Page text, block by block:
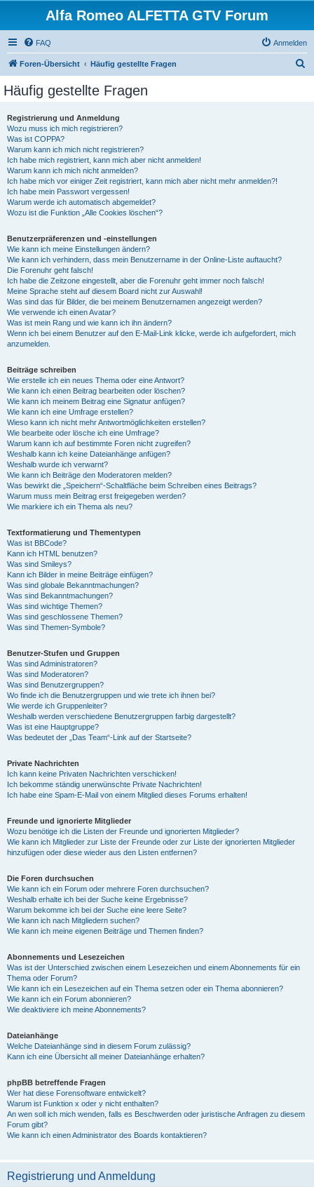
Alfa Romeo ALFETTA GTV Forum
FAQ Anmelden
Foren-Übersicht Häufig gestellte Fragen
Häufig gestellte Fragen
Registrierung und Anmeldung
Wozu muss ich mich registrieren?
Was ist COPPA?
Warum kann ich mich nicht registrieren?
Ich habe mich registriert, kann mich aber nicht anmelden!
Warum kann ich mich nicht anmelden?
Ich habe mich vor einiger Zeit registriert, kann mich aber nicht mehr anmelden?!
Ich habe mein Passwort vergessen!
Warum werde ich automatisch abgemeldet?
Wozu ist die Funktion „Alle Cookies löschen“?
Benutzerpräferenzen und -einstellungen
Wie kann ich meine Einstellungen ändern?
Wie kann ich verhindern, dass mein Benutzername in der Online-Liste auftaucht?
Die Forenuhr geht falsch!
Ich habe die Zeitzone eingestellt, aber die Forenuhr geht immer noch falsch!
Meine Sprache steht auf diesem Board nicht zur Auswahl!
Was sind das für Bilder, die bei meinem Benutzernamen angezeigt werden?
Wie verwende ich einen Avatar?
Was ist mein Rang und wie kann ich ihn ändern?
Wenn ich bei einem Benutzer auf den E-Mail-Link klicke, werde ich aufgefordert, mich
anzumelden.
Beiträge schreiben
Wie erstelle ich ein neues Thema oder eine Antwort?
Wie kann ich einen Beitrag bearbeiten oder löschen?
Wie kann ich meinem Beitrag eine Signatur anfügen?
Wie kann ich eine Umfrage erstellen?
Wieso kann ich nicht mehr Antwortmöglichkeiten erstellen?
Wie bearbeite oder lösche ich eine Umfrage?
Warum kann ich auf bestimmte Foren nicht zugreifen?
Weshalb kann ich keine Dateianhänge anfügen?
Weshalb wurde ich verwarnt?
Wie kann ich Beiträge den Moderatoren melden?
Was bewirkt die „Speichern“-Schaltfläche beim Schreiben eines Beitrags?
Warum muss mein Beitrag erst freigegeben werden?
Wie markiere ich ein Thema als neu?
Textformatierung und Thementypen
Was ist BBCode?
Kann ich HTML benutzen?
Was sind Smileys?
Kann ich Bilder in meine Beiträge einfügen?
Was sind globale Bekanntmachungen?
Was sind Bekanntmachungen?
Was sind wichtige Themen?
Was sind geschlossene Themen?
Was sind Themen-Symbole?
Benutzer-Stufen und Gruppen
Was sind Administratoren?
Was sind Moderatoren?
Was sind Benutzergruppen?
Wo finde ich die Benutzergruppen und wie trete ich ihnen bei?
Wie werde ich Gruppenleiter?
Weshalb werden verschiedene Benutzergruppen farbig dargestellt?
Was ist eine Hauptgruppe?
Was bedeutet der „Das Team“-Link auf der Startseite?
Private Nachrichten
Ich kann keine Privaten Nachrichten verschicken!
Ich bekomme ständig unerwünschte Private Nachrichten!
Ich habe eine Spam-E-Mail von einem Mitglied dieses Forums erhalten!
Freunde und ignorierte Mitglieder
Wozu benötige ich die Listen der Freunde und ignorierten Mitglieder?
Wie kann ich Mitglieder zur Liste der Freunde oder zur Liste der ignorierten Mitglieder
hinzufügen oder diese wieder aus den Listen entfernen?
Die Foren durchsuchen
Wie kann ich ein Forum oder mehrere Foren durchsuchen?
Weshalb erhalte ich bei der Suche keine Ergebnisse?
Warum bekomme ich bei der Suche eine leere Seite?
Wie kann ich nach Mitgliedern suchen?
Wie kann ich meine eigenen Beiträge und Themen finden?
Abonnements und Lesezeichen
Was ist der Unterschied zwischen einem Lesezeichen und einem Abonnements für ein
Thema oder Forum?
Wie kann ich ein Lesezeichen auf ein Thema setzen oder ein Thema abonnieren?
Wie kann ich ein Forum abonnieren?
Wie deaktiviere ich meine Abonnements?
Dateianhänge
Welche Dateianhänge sind in diesem Forum zulässig?
Kann ich eine Übersicht all meiner Dateianhänge erhalten?
phpBB betreffende Fragen
Wer hat diese Forensoftware entwickelt?
Warum ist Funktion x oder y nicht enthalten?
An wen soll ich mich wenden, falls es Beschwerden oder juristische Anfragen zu diesem
Forum gibt?
Wie kann ich einen Administrator des Boards kontaktieren?
Registrierung und Anmeldung